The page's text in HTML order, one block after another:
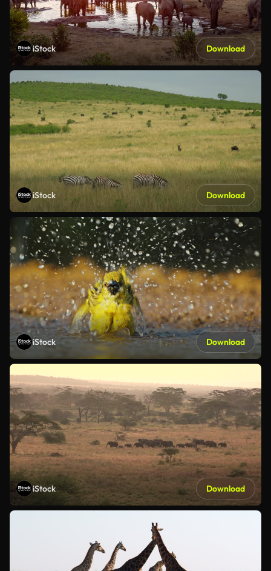
iStock Download
iStock Download
iStock Download
iStock Download